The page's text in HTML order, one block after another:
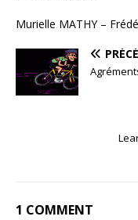
Murielle MATHY –
1 COMMENT